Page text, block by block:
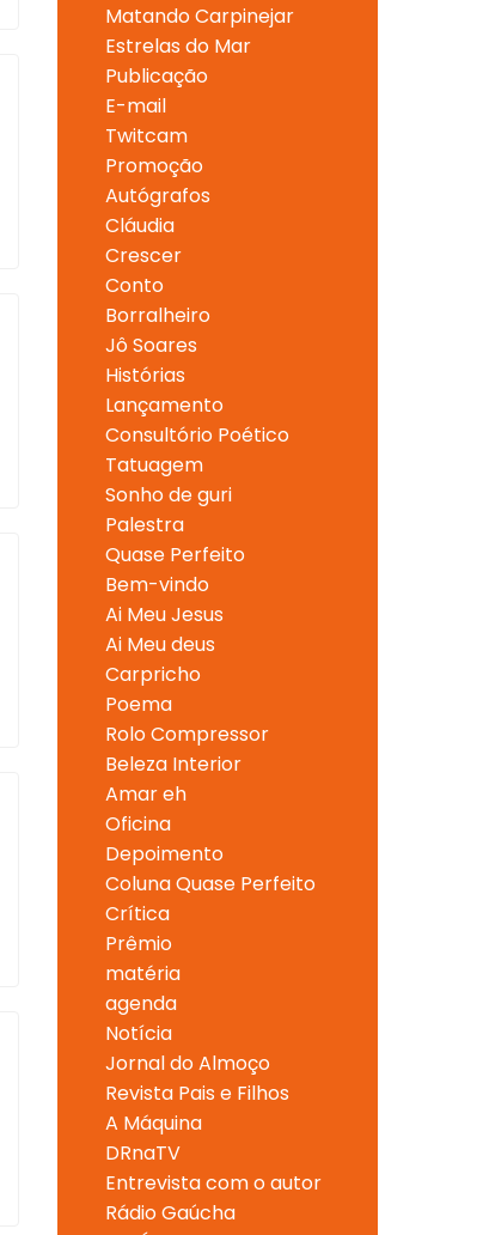
Matando Carpinejar
Estrelas do Mar
Publicação
E-mail
Twitcam
Promoção
Autógrafos
Cláudia
Crescer
Conto
Borralheiro
Jô Soares
Histórias
Lançamento
Consultório Poético
Tatuagem
Sonho de guri
Palestra
Quase Perfeito
Bem-vindo
Ai Meu Jesus
Ai Meu deus
Carpricho
Poema
Rolo Compressor
Beleza Interior
Amar eh
Oficina
Depoimento
Coluna Quase Perfeito
Crítica
Prêmio
matéria
agenda
Notícia
Jornal do Almoço
Revista Pais e Filhos
A Máquina
DRnaTV
Entrevista com o autor
Rádio Gaúcha